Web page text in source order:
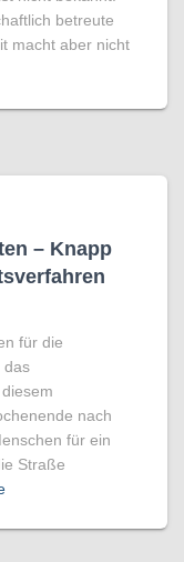
betreute
macht aber nicht
– Knapp
für die
das
nach
für ein
Straße